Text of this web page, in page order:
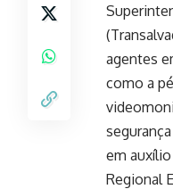
agentes
como a
em
Regional